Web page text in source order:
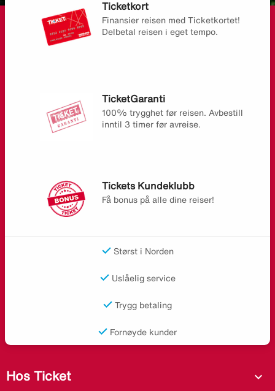
Ticketkort
Finansier reisen med Ticketkortet!
Delbetal reisen i eget tempo.
TicketGaranti
100% trygghet før reisen. Avbestill
inntil 3 timer før avreise.
Tickets Kundeklubb
Få bonus på alle dine reiser!
Størst i Norden
Uslåelig service
Trygg betaling
Fornøyde kunder
Hos Ticket expand_more